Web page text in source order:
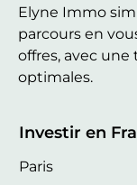
Elyne Immo
parcours en
offres, avec
optimales.
Investir en
Paris